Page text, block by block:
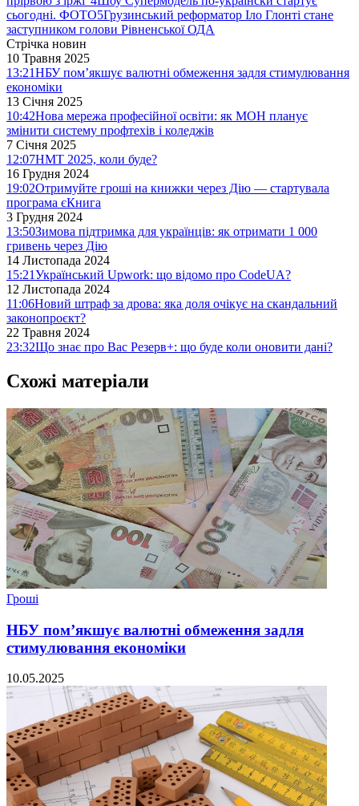
сьогодні. ФОТО5Грузинський реформатор Іло Глонті стане
заступником голови Рівненської ОДА
Стрічка новин
10 Травня 2025
13:21НБУ пом’якшує валютні обмеження задля стимулювання
економіки
13 Січня 2025
10:42Нова мережа професійної освіти: як МОН планує
змінити систему профтехів і коледжів
7 Січня 2025
12:07НМТ 2025, коли буде?
16 Грудня 2024
19:02Отримуйте гроші на книжки через Дію — стартувала
програма єКнига
3 Грудня 2024
13:50Зимова підтримка для українців: як отримати 1 000
гривень через Дію
14 Листопада 2024
15:21Український Upwork: що відомо про CodeUA?
12 Листопада 2024
11:06Новий штраф за дрова: яка доля очікує на скандальний
законопроєкт?
22 Травня 2024
23:32Що знає про Вас Резерв+: що буде коли оновити дані?
Схожі матеріали
Гроші
НБУ пом’якшує валютні обмеження задля
стимулювання економіки
10.05.2025